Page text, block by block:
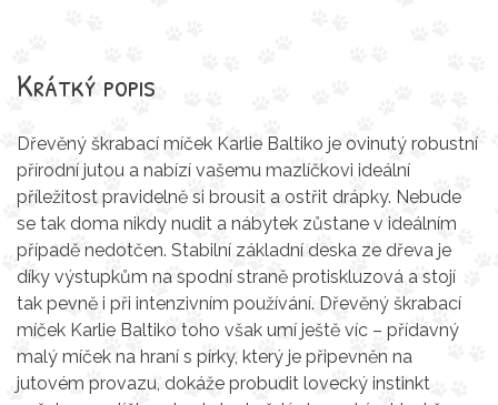
Krátký popis
Dřevěný škrabací míček Karlie Baltiko je ovinutý robustní
přírodní jutou a nabízí vašemu mazlíčkovi ideální
příležitost pravidelně si brousit a ostřit drápky. Nebude
se tak doma nikdy nudit a nábytek zůstane v ideálním
případě nedotčen. Stabilní základní deska ze dřeva je
díky výstupkům na spodní straně protiskluzová a stojí
tak pevně i při intenzivním používání. Dřevěný škrabací
míček Karlie Baltiko toho však umí ještě víc – přídavný
malý míček na hraní s pírky, který je připevněn na
jutovém provazu, dokáže probudit lovecký instinkt